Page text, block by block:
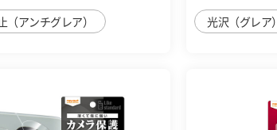
（アンチグレア） 光沢（グレア）